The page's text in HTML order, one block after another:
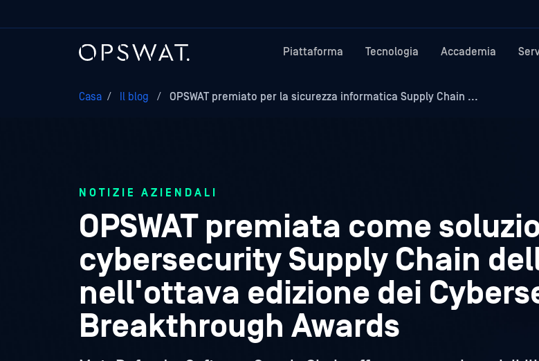
Piattaforma Tecnologia Accademia
Casa / Il blog / OPSWAT premiato per la sicurezza informatica Supply Chain ...
NOTIZIE AZIENDALI
OPSWAT premiata come
cybersecurity Supply Chain
nell'ottava edizione dei
Breakthrough Awards